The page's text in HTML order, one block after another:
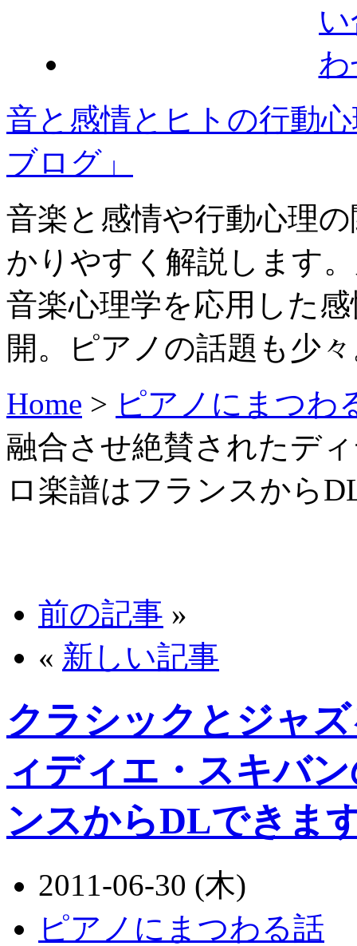
音と感情とヒトの行動
ブログ」
音楽と感情や行動心理
かりやすく解説します
音楽心理学を応用した
開。ピアノの話題も少
Home > ピアノにまつわ
融合させ絶賛されたデ
ロ楽譜はフランスから
前の記事 »
« 新しい記事
クラシックとジャ
ィディエ・スキバ
ンスからDLできま
2011-06-30 (木)
ピアノにまつわる話